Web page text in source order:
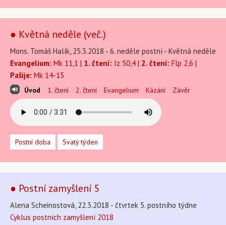
● Květná neděle (več.)
Mons. Tomáš Halík, 25.3.2018 - 6. neděle postní - Květná neděle
Evangelium: Mk 11,1 | 1. čtení: Iz 50,4 | 2. čtení: Flp 2,6 |
Pašije: Mk 14-15
Úvod 1. čtení 2. čtení Evangelium Kázání Závěr
Postní doba Svatý týden
● Postní zamyšlení 5
Alena Scheinostová, 22.3.2018 - čtvrtek 5. postního týdne
Cyklus postních zamyšlení 2018